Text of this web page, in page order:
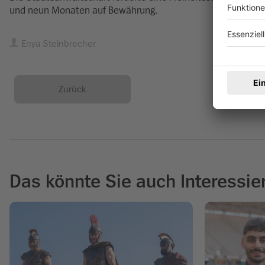
und neun Monaten auf Bewährung.
Enya Steinbrecher
Zurück
Das könnte Sie auch